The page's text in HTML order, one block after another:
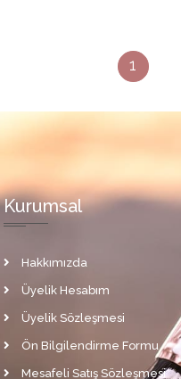
1
Kurumsal
Hakkımızda
Üyelik Hesabım
Üyelik Sözleşmesi
Ön Bilgilendirme Formu
Mesafeli Satış Sözleşmesi